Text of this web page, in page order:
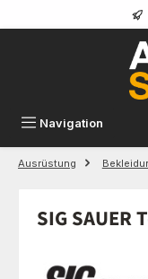
Zum Hauptinhalt springen
Navigation
Ausrüstung
SIG